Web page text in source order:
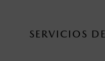
SERVICIOS